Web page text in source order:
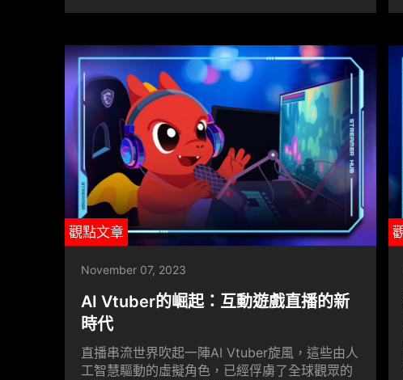
觀點文章
November 07, 2023
AI Vtuber的崛起：互動遊戲直播的新
時代
直播串流世界吹起一陣AI Vtuber旋風，這些由人
工智慧驅動的虛擬角色，已經俘虜了全球觀眾的